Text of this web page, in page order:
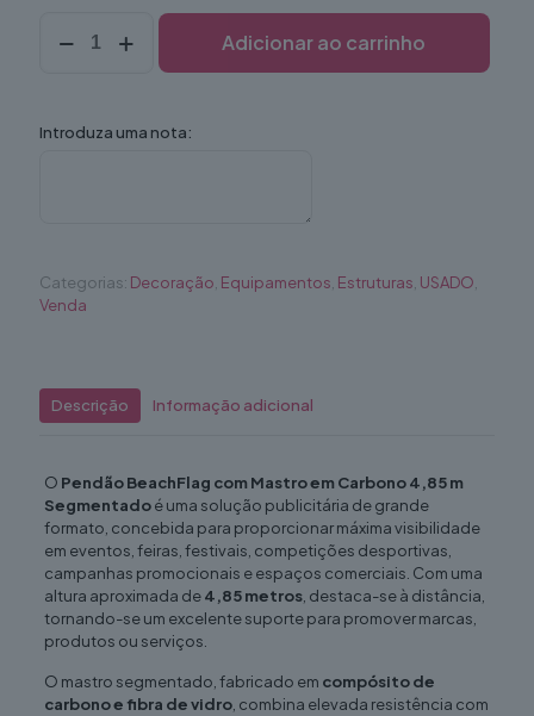
mastro
Adicionar ao carrinho
Introduza uma nota:
Categorias: Decoração, Equipamentos, Estruturas, USADO,
Venda
Descrição Informação adicional
O Pendão BeachFlag com Mastro em Carbono 4,85 m
Segmentadoé uma solução publicitária de grande
formato, concebida para proporcionar máxima visibilidade
em eventos, feiras, festivais, competições desportivas,
campanhas promocionais e espaços comerciais. Com uma
altura aproximada de4,85 metros, destaca-se à distância,
tornando-se um excelente suporte para promover marcas,
produtos ou serviços.
O mastro segmentado, fabricado em compósito de
carbono e fibra de vidro, combina elevada resistência com